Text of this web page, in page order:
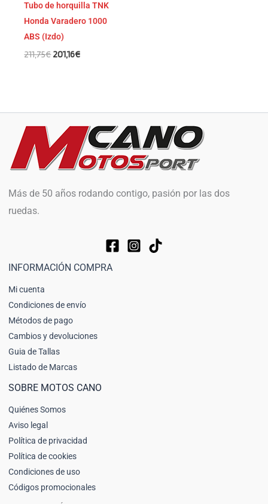
Tubo de horquilla TNK
Honda Varadero 1000
ABS (Izdo)
211,75€201,16€
Más de 50 años rodando contigo, pasión por las dos
ruedas.
INFORMACIÓN COMPRA
Mi cuenta
Condiciones de envío
Métodos de pago
Cambios y devoluciones
Guia de Tallas
Listado de Marcas
SOBRE MOTOS CANO
Quiénes Somos
Aviso legal
Política de privacidad
Política de cookies
Condiciones de uso
Códigos promocionales